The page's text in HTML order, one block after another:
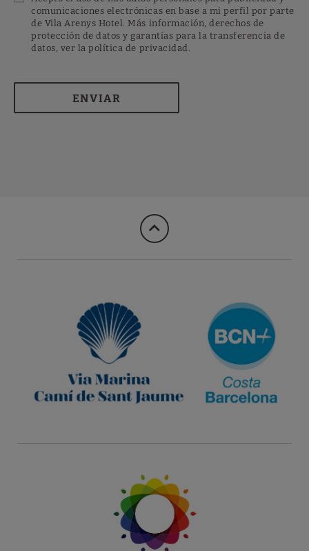
comunicaciones electrónicas en base a mi perfil por parte
de Vila Arenys Hotel. Más información, derechos de
protección de datos y garantías para la transferencia de
datos, ver la política de privacidad.
ENVIAR